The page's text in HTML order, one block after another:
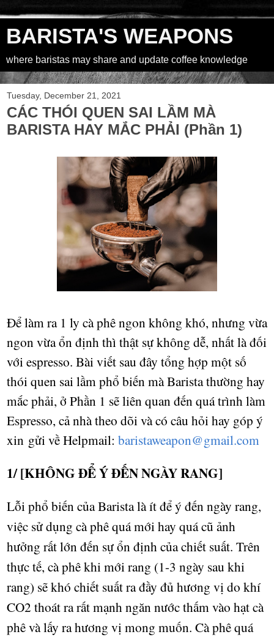
BARISTA'S WEAPONS
where baristas may share and update coffee knowledge
Tuesday, December 21, 2021
CÁC THÓI QUEN SAI LẦM MÀ
BARISTA HAY MẮC PHẢI (Phần 1)
Đểlàm ra 1 ly cà phê ngon không khó, nhưng vừa
ngon vừaổn định thì thật sựkhông dễ, nhất là đối
với espresso. Bài viết sau đây tổng hợp một số
thói quen sai lầm phổ biến mà Barista thường hay
mắc phải, ở Phần 1 sẽ liên quan đến quá trình làm
Espresso, cảnhà theo dõi và có câu hỏi hay góp ý
xin gửi vềHelpmail: baristaweapon@gmail.com
1/ [KHÔNG ĐỂ Ý ĐẾN NGÀY RANG]
Lỗi phổ biến của Barista là ít đểý đến ngày rang,
việc sửdụng cà phê quá mới hay quá cũ ảnh
hưởng rất lớn đến sựổn định của chiết suất. Trên
thực tế, cà phê khi mới rang (1-3 ngày sau khi
rang) sẽkhó chiết suất ra đầy đủ hương vịdo khí
CO2 thoát ra rất mạnh ngăn nước thấm vào hạt cà
phê và lấy ra hương vịmong muốn. Cà phê quá